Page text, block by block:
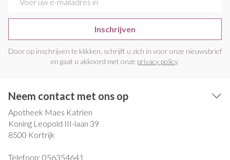
Inschrijven
Door op inschrijven te klikken, schrijft u zich in voor onze nieuwsbrief
en gaat u akkoord met onze privacy policy.
Neem contact met ons op
Apotheek Maes Katrien
Koning Leopold III-laan 39
8500 Kortrijk
Telefoon: 056354641